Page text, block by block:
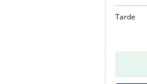
Tarde